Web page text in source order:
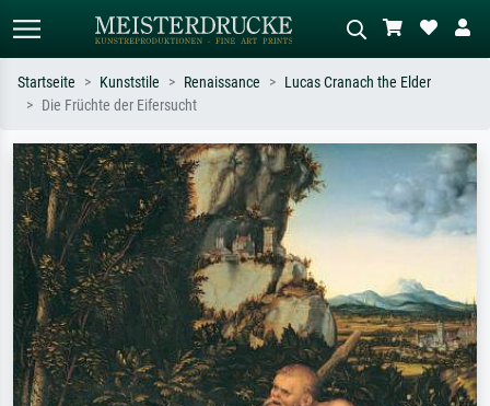
Suchen Sie nach Künstlern, Werktiteln
oder Stilen – z.B. Monet,
Sternennacht, Impressionismus, Welle
Hokusai, Akt.
Beschreiben Sie die Szene – z.B. Grüne
Wiese, Abstrakt mit viel Rot, Dunkles
Ölgemälde, Stehender Akt neben einem
Startseite Kunststile Renaissance
Lucas Cranach the Elder
Die Früchte der Eifersucht